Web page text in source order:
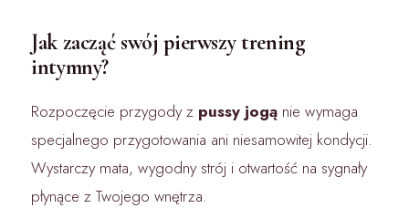
Jak zacząć swój pierwszy trening
intymny?
Rozpoczęcie przygody z pussy jogą nie wymaga
specjalnego przygotowania ani niesamowitej kondycji.
Wystarczy mata, wygodny strój i otwartość na sygnały
płynące z Twojego wnętrza.